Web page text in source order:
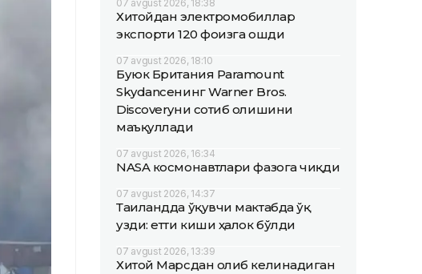
07 avgust 2026, 18:38
Хитойдан электромобиллар
экспорти 120 фоизга ошди
07 avgust 2026, 18:10
Буюк Британия Paramount
Skydanceнинг Warner Bros.
Discoveryни сотиб олишини
маъқуллади
07 avgust 2026, 16:34
NASA космонавтлари фазога чиқди
07 avgust 2026, 14:37
Таиландда ўқувчи мактабда ўқ
узди: етти киши ҳалок бўлди
07 avgust 2026, 13:39
Хитой Марсдан олиб келинадиган